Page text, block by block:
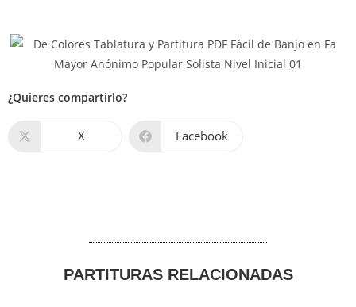
¿Quieres compartirlo?
X Facebook
PARTITURAS RELACIONADAS